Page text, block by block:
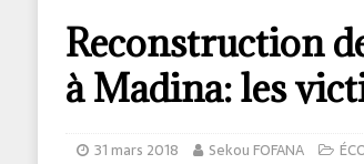
Reconstruction
à Madina: les
31 mars 2018 Sekou FOFANA